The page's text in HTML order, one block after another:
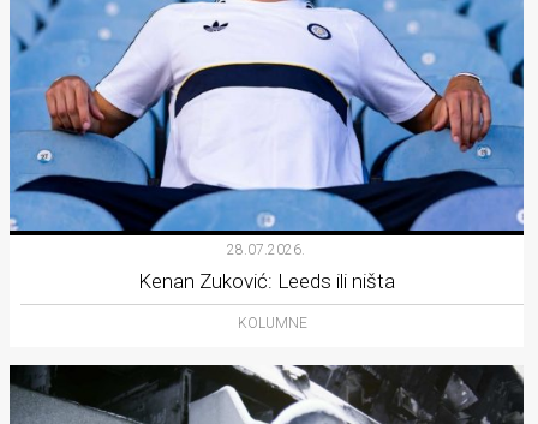
28.07.2026.
Kenan Zuković: Leeds ili ništa
KOLUMNE